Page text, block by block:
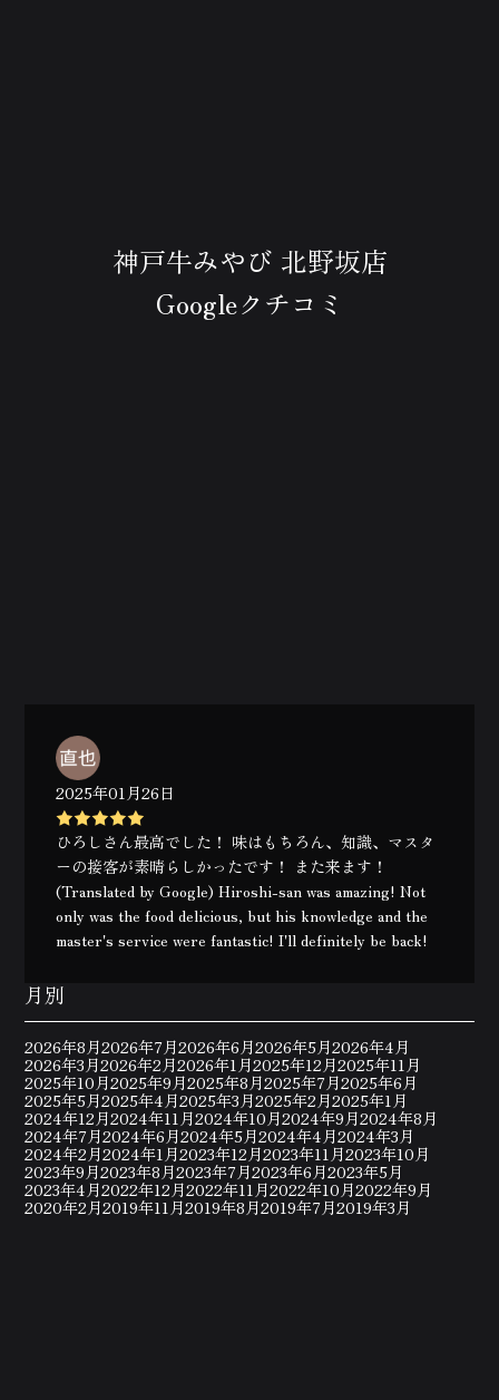
神戸牛みやび 北野坂店
Googleクチコミ
2025年01月26日
ひろしさん最高でした！ 味はもちろん、知識、マスタ
ーの接客が素晴らしかったです！ また来ます！
(Translated by Google) Hiroshi-san was amazing! Not
only was the food delicious, but his knowledge and the
master's service were fantastic! I'll definitely be back!
月別
2026年8月2026年7月2026年6月2026年5月2026年4月
2026年3月2026年2月2026年1月2025年12月2025年11月
2025年10月2025年9月2025年8月2025年7月2025年6月
2025年5月2025年4月2025年3月2025年2月2025年1月
2024年12月2024年11月2024年10月2024年9月2024年8月
2024年7月2024年6月2024年5月2024年4月2024年3月
2024年2月2024年1月2023年12月2023年11月2023年10月
2023年9月2023年8月2023年7月2023年6月2023年5月
2023年4月2022年12月2022年11月2022年10月2022年9月
2020年2月2019年11月2019年8月2019年7月2019年3月